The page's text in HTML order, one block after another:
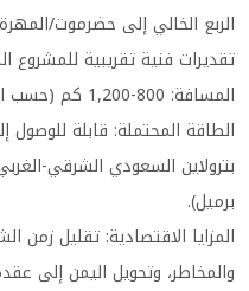
الربع الخالي إلى حضرموت/
تقديرات فنية تقريبية للمشروع
المسافة: 800-1,200 كم (حسب المسار).
الطاقة المحتملة: قابلة للوصول
برميل).
المزايا الاقتصادية: تقليل
والمخاطر، وتحويل اليمن إلى